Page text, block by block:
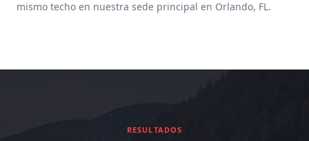
mismo techo en nuestra sede principal en Orlando, FL.
RESULTADOS